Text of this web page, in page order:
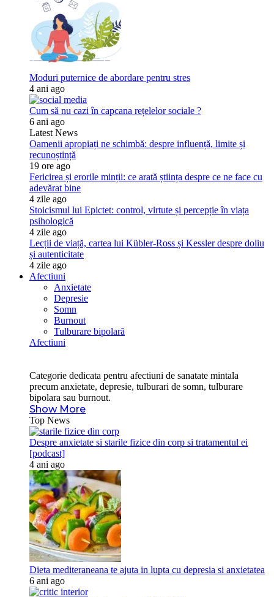
Moduri puternice de abordare pentru stres
4 ani ago
Cum să nu cazi în capcana rețelelor sociale ?
6 ani ago
Latest News
Oamenii apropiați ne schimbă: despre influență, limite și
recunoștință
19 ore ago
Fericirea și erorile minții: ce arată știința despre ce ne face cu
adevărat bine
4 zile ago
Stoicismul lui Epictet: control, virtute și percepție în viața
psihologică
4 zile ago
Lecții de viață, cartea lui Kübler-Ross și Kessler despre doliu
și autenticitate
4 zile ago
Afectiuni
Anxietate
Depresie
Somn
Burnout
Tulburare bipolară
Afectiuni
Categorie dedicata pentru afectiuni de sanatate mintala
precum anxietate, depresie, tulburari de somn, tulburare
bipolara sau burnout.
Show More
Top News
Despre anxietate si starile fizice din corp si tratamentul ei
[podcast]
4 ani ago
Dieta mediteraneana te ajuta in lupta cu depresia si anxietatea
6 ani ago